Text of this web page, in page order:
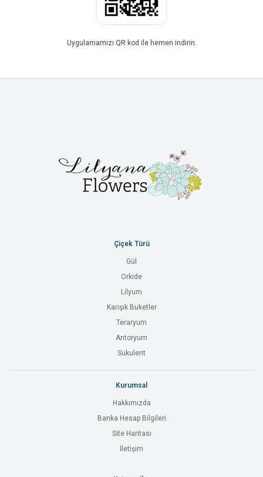
Uygulamamızı QR kod ile hemen indirin.
Çiçek Türü
Gül
Orkide
Lilyum
Karışık Buketler
Teraryum
Antoryum
Sukulent
Kurumsal
Hakkımızda
Banka Hesap Bilgileri
Site Haritası
İletişim